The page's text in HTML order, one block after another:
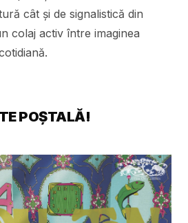
cât și de signalistică din
colaj activ între imaginea
POȘTALĂ!